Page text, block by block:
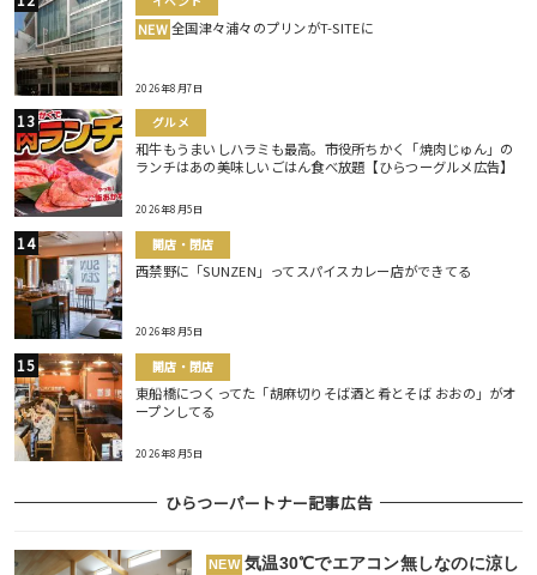
NEW 全国津々浦々のプリンがT-SITEに
2026年8月7日
グルメ
和牛もうまいしハラミも最高。市役所ちかく「焼肉じゅん」の
ランチはあの美味しいごはん食べ放題【ひらつーグルメ広告】
2026年8月5日
開店・閉店
西禁野に「SUNZEN」ってスパイスカレー店ができてる
2026年8月5日
開店・閉店
東船橋につくってた「胡麻切りそば酒と肴とそば おおの」がオ
ープンしてる
2026年8月5日
ひらつーパートナー記事広告
NEW 気温30℃でエアコン無しなのに涼し